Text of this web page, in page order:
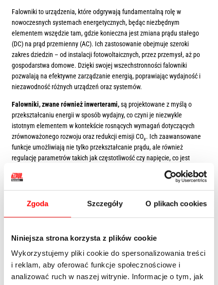
Zgoda Szczegóły O plikach cookies
Niniejsza strona korzysta z plików cookie
Wykorzystujemy pliki cookie do spersonalizowania treści
i reklam, aby oferować funkcje społecznościowe i
analizować ruch w naszej witrynie. Informacje o tym, jak
Falowniki to urządzenia, które odgrywają fundamentalną rolę w
nowoczesnych systemach energetycznych, będąc niezbędnym
elementem wszędzie tam, gdzie konieczna jest zmiana prądu stałego
(DC) na prąd przemienny (AC). Ich zastosowanie obejmuje szeroki
zakres dziedzin – od instalacji fotowoltaicznych, przez przemysł, aż po
gospodarstwa domowe. Dzięki swojej wszechstronności falowniki
pozwalają na efektywne zarządzanie energią, poprawiając wydajność i
niezawodność różnych urządzeń oraz systemów.
Falowniki, zwane również inwerterami,są projektowane z myślą o
przekształcaniu energii w sposób wydajny, co czyni je niezwykle
istotnym elementem w kontekście rosnących wymagań dotyczących
zrównoważonego rozwoju oraz redukcji emisji CO₂. Ich zaawansowane
funkcje umożliwiają nie tylko przekształcanie prądu, ale również
regulację parametrów takich jak częstotliwość czy napięcie, co jest
Jak działają inwertery?
Inwerterysą urządzeniami elektronicznymi, które przekształcają prąd
i częstotliwość. Proces ten odbywa się za pomocą tranzystorów, diod i
innych elementów półprzewodnikowych, które kontrolują przepływ
energii. Dzięki temu możliwe jest dostosowanie charakterystyki prądu do
wymagań odbiorników, takich jak silniki elektryczne, pompy, systemy